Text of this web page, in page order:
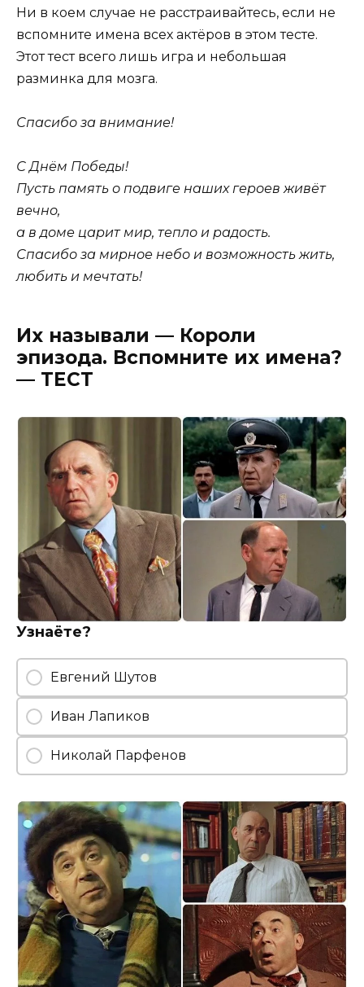
Ни в коем случае не расстраивайтесь, если не
вспомните имена всех актёров в этом тесте.
Этот тест всего лишь игра и небольшая
разминка для мозга.
Спасибо за внимание!
С Днём Победы!
Пусть память о подвиге наших героев живёт
вечно,
а в доме царит мир, тепло и радость.
Спасибо за мирное небо и возможность жить,
любить и мечтать!
Их называли — Короли
эпизода. Вспомните их имена?
— ТЕСТ
Узнаёте?
Евгений Шутов
Иван Лапиков
Николай Парфенов